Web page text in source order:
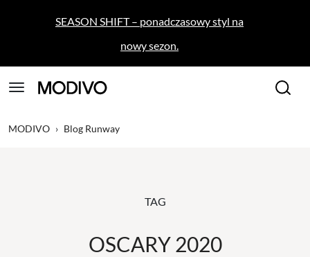
SEASON SHIFT – ponadczasowy styl na
nowy sezon.
MODIVO › Blog Runway
TAG
OSCARY 2020